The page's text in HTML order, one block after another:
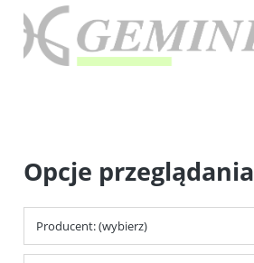
Opcje przeglądania
Producent: (wybierz)